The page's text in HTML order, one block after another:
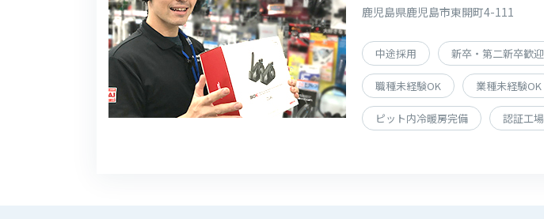
鹿児島県鹿児島市東開町4-111
中途採用 新卒・第二新卒歓迎
職種未経験OK 業種未経験OK
ピット内冷暖房完備 認証工場